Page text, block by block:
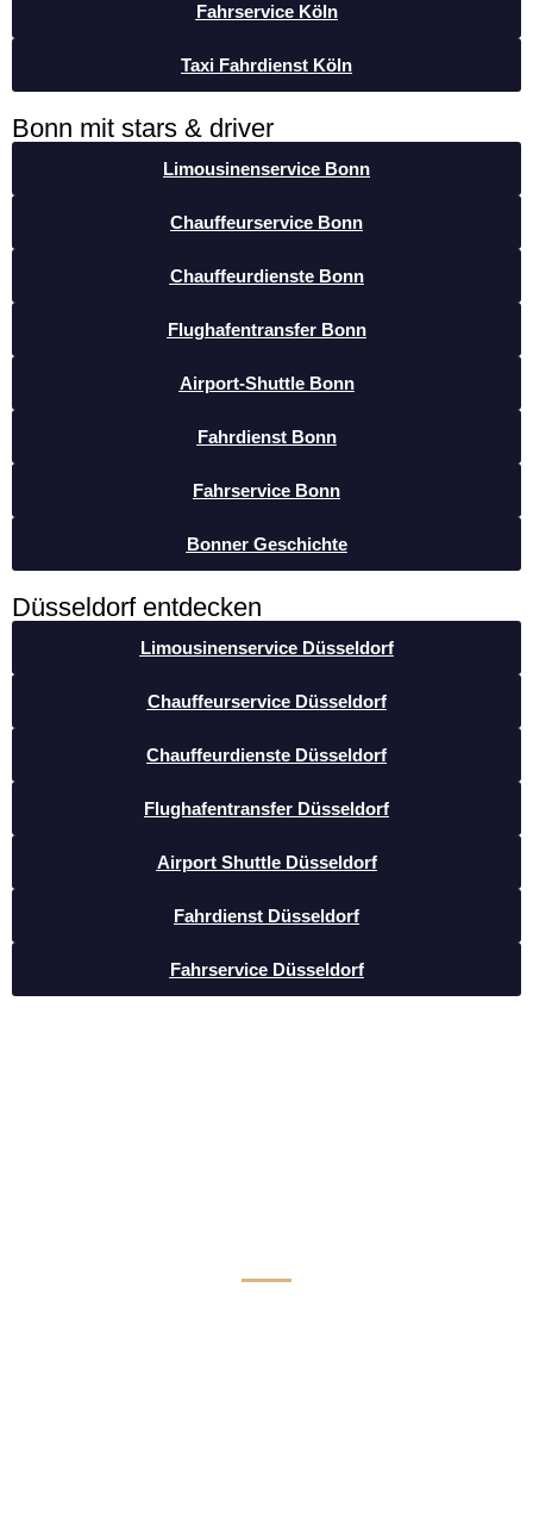
Fahrservice Köln
Taxi Fahrdienst Köln
Bonn mit stars & driver
Limousinenservice Bonn
Chauffeurservice Bonn
Chauffeurdienste Bonn
Flughafentransfer Bonn
Airport-Shuttle Bonn
Fahrdienst Bonn
Fahrservice Bonn
Bonner Geschichte
Düsseldorf entdecken
Limousinenservice Düsseldorf
Chauffeurservice Düsseldorf
Chauffeurdienste Düsseldorf
Flughafentransfer Düsseldorf
Airport Shuttle Düsseldorf
Fahrdienst Düsseldorf
Fahrservice Düsseldorf